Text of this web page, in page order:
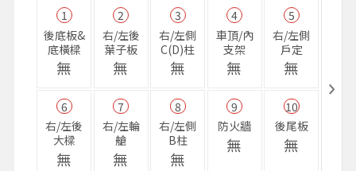
1
後底板&
底橫樑
無
2
右/左後
葉子板
無
3
右/左側
C(D)柱
無
4
車頂/內
支架
無
5
右/左側
戶定
無
6
右/左後
大樑
無
7
右/左輪
艙
無
8
右/左側
B柱
無
9
防火牆
無
10
後尾板
無